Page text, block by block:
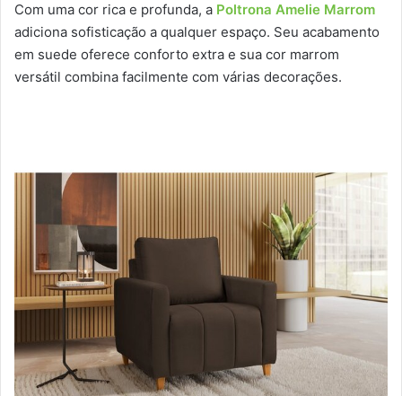
Com uma cor rica e profunda, a Poltrona Amelie Marrom
adiciona sofisticação a qualquer espaço. Seu acabamento
em suede oferece conforto extra e sua cor marrom
versátil combina facilmente com várias decorações.